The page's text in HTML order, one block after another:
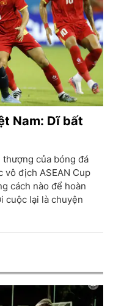
Nam: Dĩ bất
của bóng đá
vô địch ASEAN Cup
cách nào để hoàn
cuộc lại là chuyện